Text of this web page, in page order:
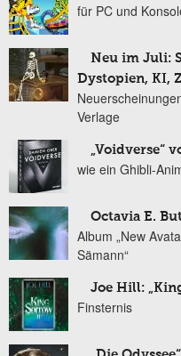
für PC und
Neu im Juli:
Dystopien, KI,
Verlage
„Voidverse“
wie ein Ghibli-
Octavia E.
Album „New
Sämann“
Joe Hill:
Finsternis